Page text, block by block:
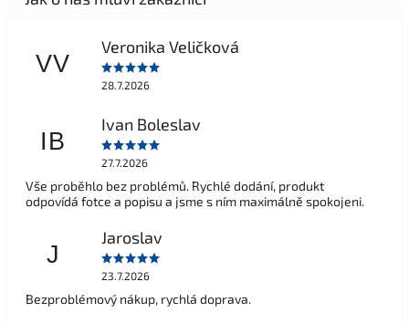
VV
Veronika Veličková
28.7.2026
IB
Ivan Boleslav
27.7.2026
Vše proběhlo bez problémů. Rychlé dodání, produkt
odpovídá fotce a popisu a jsme s ním maximálně spokojeni.
J
Jaroslav
23.7.2026
Bezproblémový nákup, rychlá doprava.